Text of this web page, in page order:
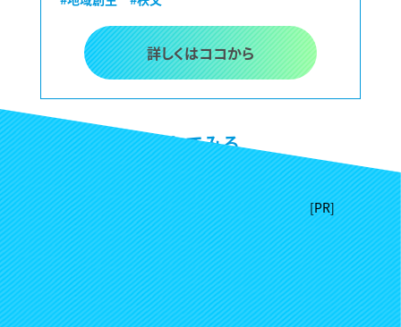
詳しくはココから
掲載リクエストしてみる